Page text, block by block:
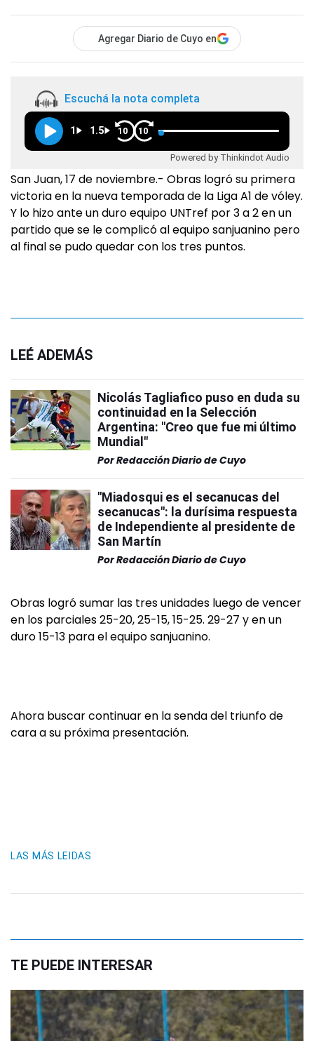
Agregar Diario de Cuyo en
Escuchá la nota completa
1 1.5 10 10
Powered by Thinkindot Audio
San Juan, 17 de noviembre.- Obras logró su primera
victoria en la nueva temporada de la Liga A1 de vóley.
Y lo hizo ante un duro equipo UNTref por 3 a 2 en un
partido que se le complicó al equipo sanjuanino pero
al final se pudo quedar con los tres puntos.
LEÉ ADEMÁS
Nicolás Tagliafico puso en duda su
continuidad en la Selección
Argentina: "Creo que fue mi último
Mundial"
PorRedacción Diario de Cuyo
"Miadosqui es el secanucas del
secanucas": la durísima respuesta
de Independiente al presidente de
San Martín
PorRedacción Diario de Cuyo
Obras logró sumar las tres unidades luego de vencer
en los parciales 25-20, 25-15, 15-25. 29-27 y en un
duro 15-13 para el equipo sanjuanino.
Ahora buscar continuar en la senda del triunfo de
cara a su próxima presentación.
LAS MÁS LEIDAS
TE PUEDE INTERESAR